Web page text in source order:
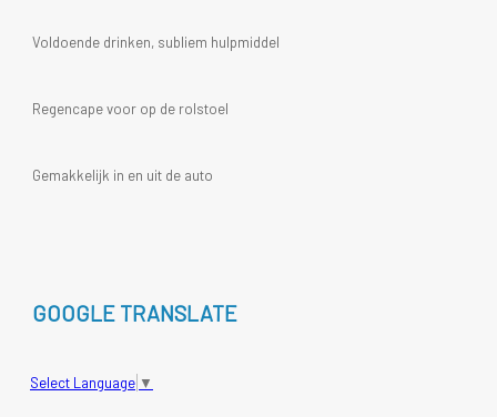
Voldoende drinken, subliem hulpmiddel
Regencape voor op de rolstoel
Gemakkelijk in en uit de auto
GOOGLE TRANSLATE
Select Language ▼